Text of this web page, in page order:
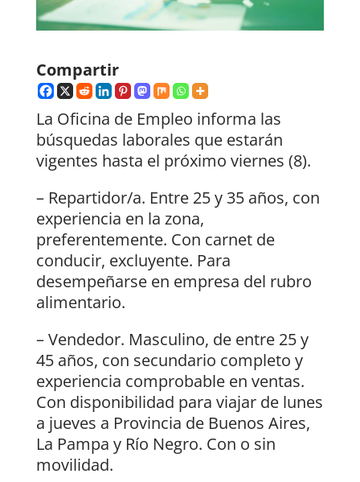
Compartir
La Oficina de Empleo informa las
búsquedas laborales que estarán
vigentes hasta el próximo viernes (8).
– Repartidor/a. Entre 25 y 35 años, con
experiencia en la zona,
preferentemente. Con carnet de
conducir, excluyente. Para
desempeñarse en empresa del rubro
alimentario.
– Vendedor. Masculino, de entre 25 y
45 años, con secundario completo y
experiencia comprobable en ventas.
Con disponibilidad para viajar de lunes
a jueves a Provincia de Buenos Aires,
La Pampa y Río Negro. Con o sin
movilidad.